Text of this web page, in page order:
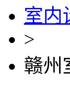
室内
>
赣州